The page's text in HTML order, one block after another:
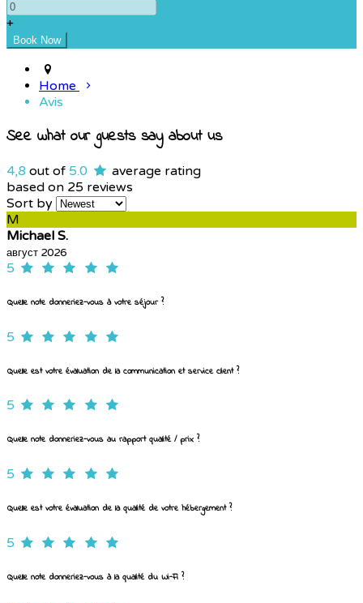
+
Home
Avis
See what our guests say about us
4,8 out of 5.0
average rating
based on 25 reviews
Sort by
M
Michael S.
август 2026
5
Quelle note donneriez-vous à votre séjour ?
5
Quelle est votre évaluation de la communication et service client ?
5
Quelle note donneriez-vous au rapport qualité / prix ?
5
Quelle est votre évaluation de la qualité de votre hébergement ?
5
Quelle note donneriez-vous à la qualité du Wi-Fi ?